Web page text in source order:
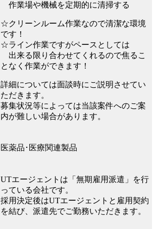
作業場や機械を定期的に清掃する
☆クリーンルーム作業なので清潔な環境
です！
☆ライン作業ですがペースとしては
出来る限り合わせてくれるので焦るこ
となく作業ができます！
詳細については面談時にご説明させてい
ただきます。
募集状況等によっては当該案件へのご案
内が難しい場合があります。
医薬品･医療関連製品
UTエージェントは「無期雇用派遣」を行
っている会社です。
採用決定後はUTエージェントと雇用契約
を結び、派遣先でご勤務いただきます。